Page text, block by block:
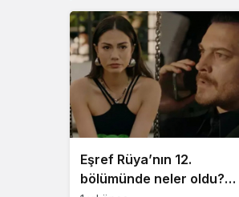
Eşref Rüya’nın 12.
bölümünde neler oldu?